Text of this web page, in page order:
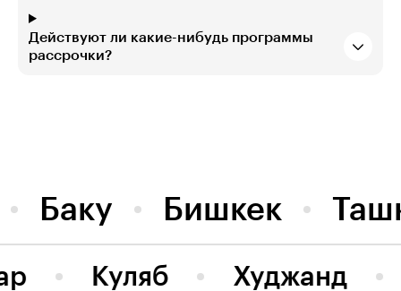
Действуют ли какие-нибудь программы
рассрочки?
Баку Бишкек
Худжанд
Куляб